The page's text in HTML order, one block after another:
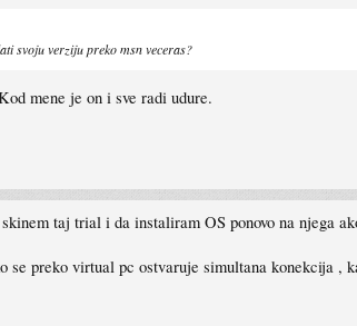
svoju verziju preko msn veceras?
mene je on i sve radi udure.
taj trial i da instaliram OS ponovo na njega
se preko virtual pc ostvaruje simultana konekcija